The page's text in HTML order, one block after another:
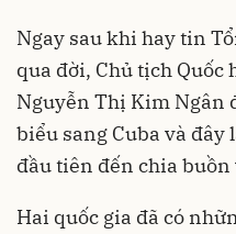
Ngay sau khi hay tin
qua đời, Chủ tịch Quốc
Nguyễn Thị Kim Ngân
biểu sang Cuba và đây
đầu tiên đến chia buồn
Hai quốc gia đã có